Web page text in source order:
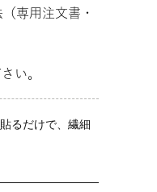
専用注文書・
い。
るだけで、繊細